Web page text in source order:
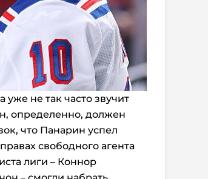
уже не так часто звучит
определенно, должен
что Панарин успел
свободного агента
лиги – Коннор